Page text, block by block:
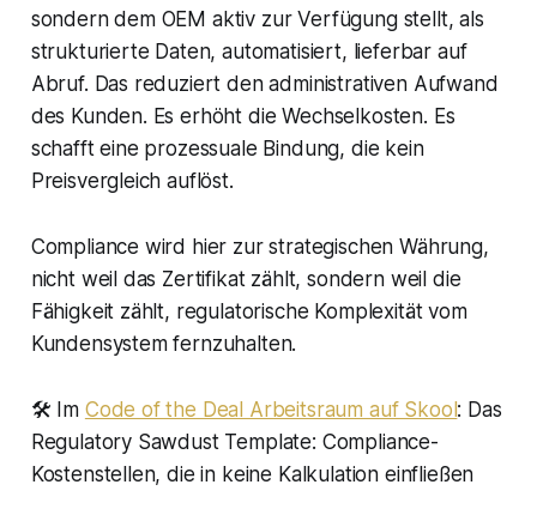
sondern dem OEM aktiv zur Verfügung stellt, als
strukturierte Daten, automatisiert, lieferbar auf
Abruf. Das reduziert den administrativen Aufwand
des Kunden. Es erhöht die Wechselkosten. Es
schafft eine prozessuale Bindung, die kein
Preisvergleich auflöst.
Compliance wird hier zur strategischen Währung,
nicht weil das Zertifikat zählt, sondern weil die
Fähigkeit zählt, regulatorische Komplexität vom
Kundensystem fernzuhalten.
🛠️ Im Code of the Deal Arbeitsraum auf Skool : Das
Regulatory Sawdust Template: Compliance-
Kostenstellen, die in keine Kalkulation einfließen